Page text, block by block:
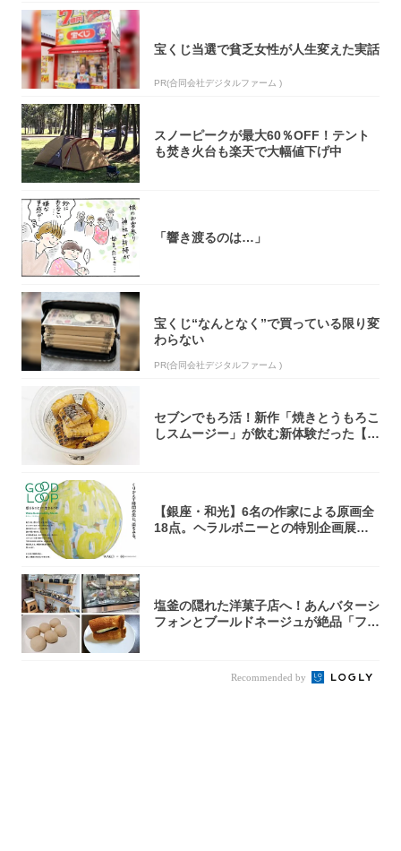
宝くじ当選で貧乏女性が人生変えた実話
PR(合同会社デジタルファーム )
スノーピークが最大60％OFF！テント
も焚き火台も楽天で大幅値下げ中
「響き渡るのは…」
宝くじ“なんとなく”で買っている限り変
わらない
PR(合同会社デジタルファーム )
セブンでもろ活！新作「焼きとうもろこ
しスムージー」が飲む新体験だった【東
【銀座・和光】6名の作家による原画全
18点。ヘラルボニーとの特別企画展「G
塩釜の隠れた洋菓子店へ！あんバターシ
フォンとブールドネージュが絶品「フー
Recommended by